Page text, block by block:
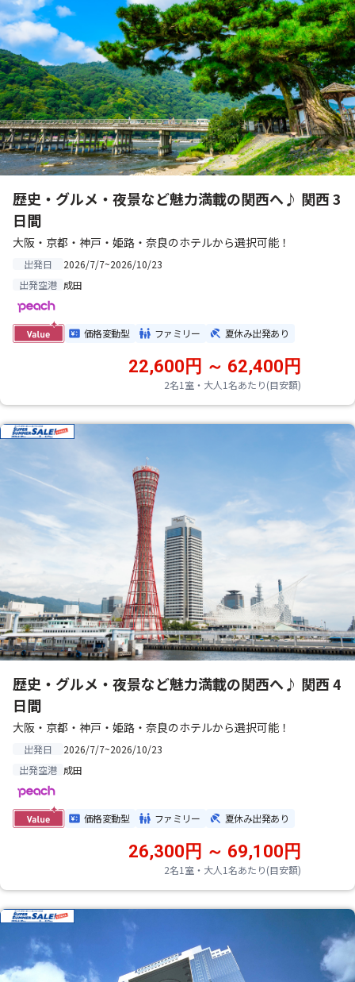
歴史・グルメ・夜景など魅力満載の関西へ♪ 関西 3
日間
大阪・京都・神戸・姫路・奈良のホテルから選択可能！
出発日
2026/7/7~2026/10/23
出発空港 成田
価格変動型 ファミリー 夏休み出発あり
2名1室・大人1名あたり(目安額)
22,600円 ～ 62,400円
歴史・グルメ・夜景など魅力満載の関西へ♪ 関西 4
日間
大阪・京都・神戸・姫路・奈良のホテルから選択可能！
出発日
2026/7/7~2026/10/23
出発空港 成田
価格変動型 ファミリー 夏休み出発あり
2名1室・大人1名あたり(目安額)
26,300円 ～ 69,100円